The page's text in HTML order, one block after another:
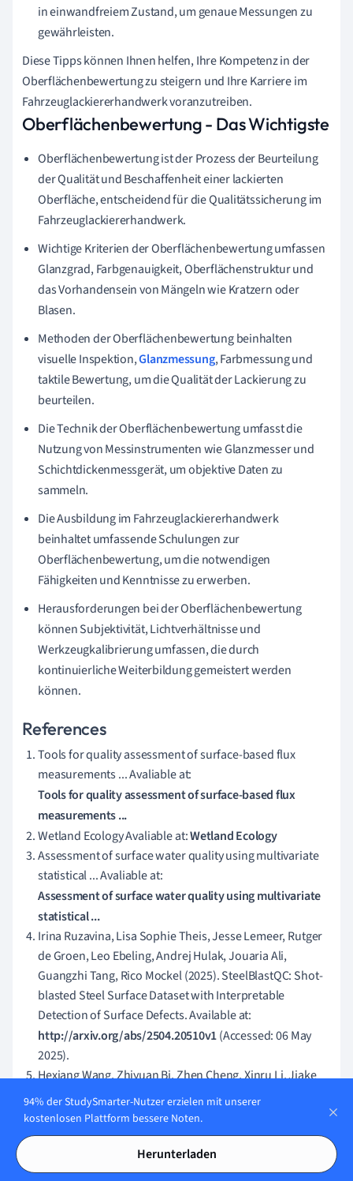
in einwandfreiem Zustand, um genaue Messungen zu
gewährleisten.
Diese Tipps können Ihnen helfen, Ihre Kompetenz in der
Oberflächenbewertung zu steigern und Ihre Karriere im
Fahrzeuglackiererhandwerk voranzutreiben.
Oberflächenbewertung - Das Wichtigste
Oberflächenbewertung ist der Prozess der Beurteilung
der Qualität und Beschaffenheit einer lackierten
Oberfläche, entscheidend für die Qualitätssicherung im
Fahrzeuglackiererhandwerk.
Wichtige Kriterien der Oberflächenbewertung umfassen
Glanzgrad, Farbgenauigkeit, Oberflächenstruktur und
das Vorhandensein von Mängeln wie Kratzern oder
Blasen.
Methoden der Oberflächenbewertung beinhalten
visuelle Inspektion,Glanzmessung, Farbmessung und
taktile Bewertung, um die Qualität der Lackierung zu
beurteilen.
Die Technik der Oberflächenbewertung umfasst die
Nutzung von Messinstrumenten wie Glanzmesser und
Schichtdickenmessgerät, um objektive Daten zu
sammeln.
Die Ausbildung im Fahrzeuglackiererhandwerk
beinhaltet umfassende Schulungen zur
Oberflächenbewertung, um die notwendigen
Fähigkeiten und Kenntnisse zu erwerben.
Herausforderungen bei der Oberflächenbewertung
können Subjektivität, Lichtverhältnisse und
Werkzeugkalibrierung umfassen, die durch
kontinuierliche Weiterbildung gemeistert werden
können.
References
Tools for quality assessment of surface-based flux
measurements ... Avaliable at:
Tools for quality assessment of surface-based flux
measurements ...
Wetland Ecology Avaliable at:Wetland Ecology
Assessment of surface water quality using multivariate
statistical ... Avaliable at:
Assessment of surface water quality using multivariate
statistical ...
Irina Ruzavina, Lisa Sophie Theis, Jesse Lemeer, Rutger
de Groen, Leo Ebeling, Andrej Hulak, Jouaria Ali,
Guangzhi Tang, Rico Mockel (2025). SteelBlastQC: Shot-
blasted Steel Surface Dataset with Interpretable
Detection of Surface Defects. Available at:
http://arxiv.org/abs/2504.20510v1(Accessed: 06 May
2025).
Hexiang Wang, Zhiyuan Bi, Zhen Cheng, Xinru Li, Jiake
Zhu, Liyuan Jiang, Hao Li, Shizhou Lu (2024). Solve paint
color effect prediction problem in trajectory
optimization of spray painting robot using artificial
neural network inspired by the Kubelka Munk model.
Available at:http://arxiv.org/abs/2409.04558v1
94% der StudySmarter-Nutzer erzielen mit unserer
kostenlosen Plattform bessere Noten.
Herunterladen